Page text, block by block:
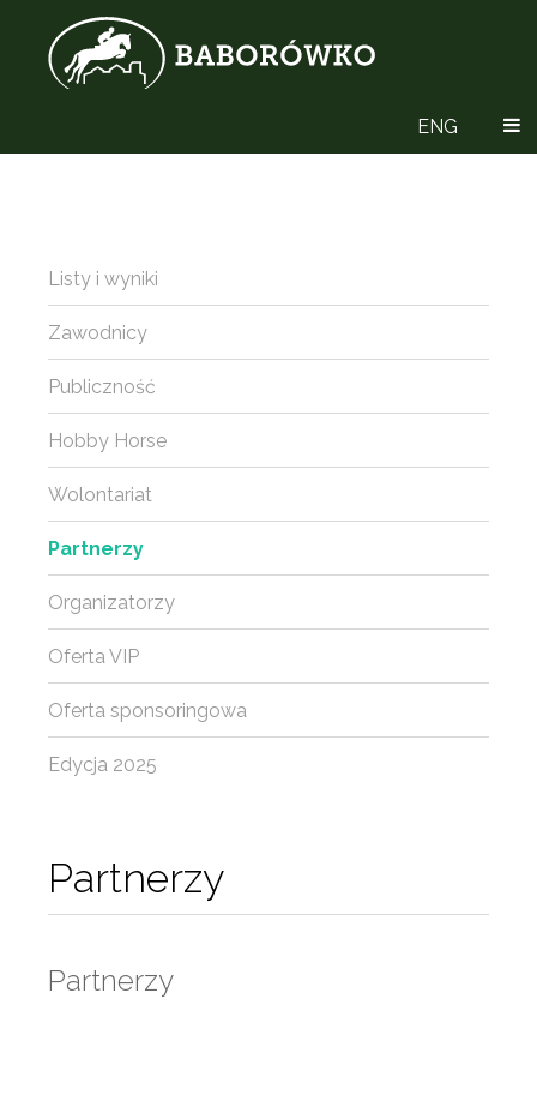
ENG
Partnerzy
Partnerzy
Listy i wyniki
Zawodnicy
Publiczność
Hobby Horse
Wolontariat
Partnerzy
Organizatorzy
Oferta VIP
Oferta sponsoringowa
Edycja 2025